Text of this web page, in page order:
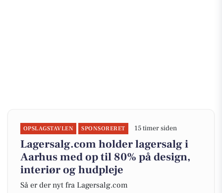
OPSLAGSTAVLEN SPONSORERET 15 timer siden
Lagersalg.com holder lagersalg i
Aarhus med op til 80% på design,
interiør og hudpleje
Så er der nyt fra Lagersalg.com